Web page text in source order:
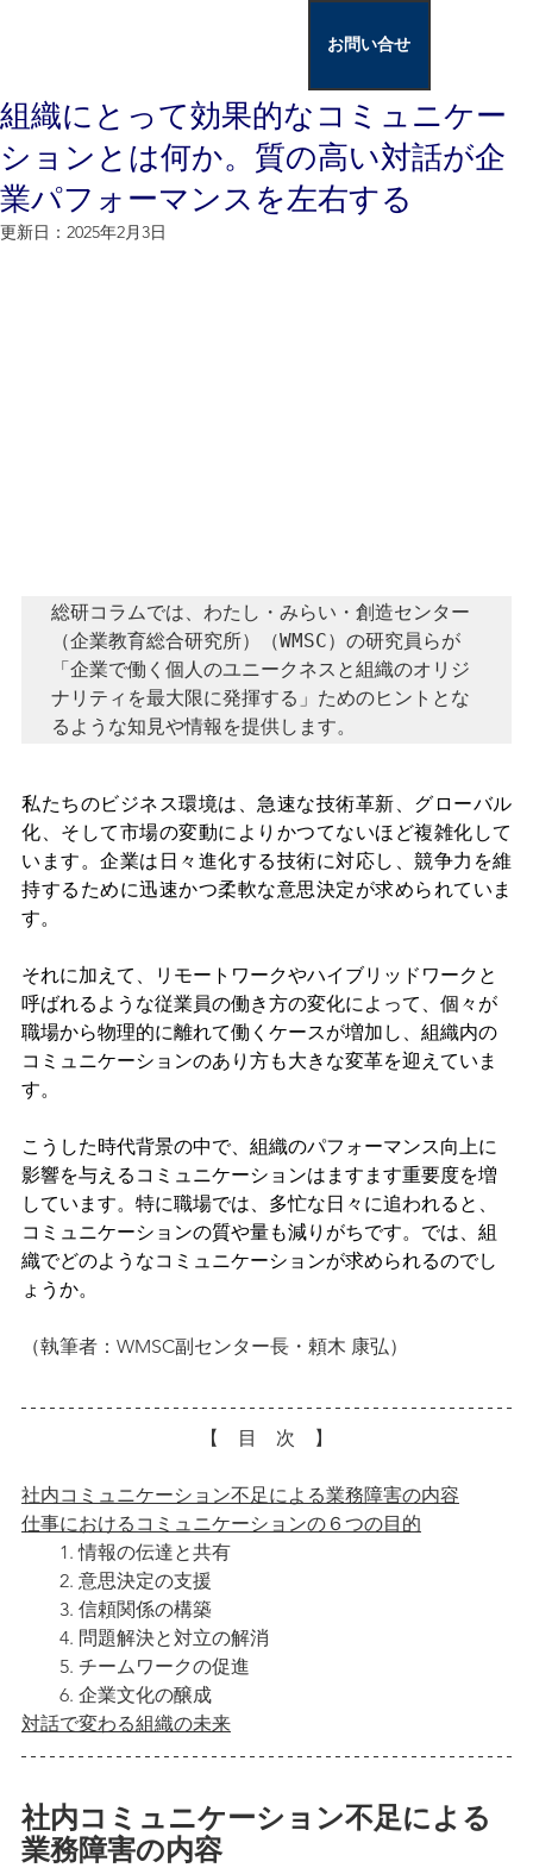
お問い合せ
組織にとって効果的なコミュニケー
ションとは何か。質の高い対話が企
業パフォーマンスを左右する
更新日： 2025年2月3日
総研コラムでは、わたし・みらい・創造センター
（企業教育総合研究所）（WMSC）の研究員らが
「企業で働く個人のユニークネスと組織のオリジ
ナリティを最大限に発揮する」ためのヒントとな
るような知見や情報を提供します。
私たちのビジネス環境は、急速な技術革新、グローバル
化、そして市場の変動によりかつてないほど複雑化して
います。企業は日々進化する技術に対応し、競争力を維
持するために迅速かつ柔軟な意思決定が求められていま
す。
それに加えて、リモートワークやハイブリッドワークと
呼ばれるような従業員の働き方の変化によって、個々が
職場から物理的に離れて働くケースが増加し、組織内の
コミュニケーションのあり方も大きな変革を迎えていま
す。
こうした時代背景の中で、組織のパフォーマンス向上に
影響を与えるコミュニケーションはますます重要度を増
しています。特に職場では、多忙な日々に追われると、
コミュニケーションの質や量も減りがちです。では、組
織でどのようなコミュニケーションが求められるのでし
ょうか。
（執筆者：WMSC副センター長・頼木 康弘）
【　目　次　】
社内コミュニケーション不足による業務障害の内容
仕事におけるコミュニケーションの６つの目的
1. 情報の伝達と共有
2. 意思決定の支援
3. 信頼関係の構築
4. 問題解決と対立の解消
5. チームワークの促進
6. 企業文化の醸成
対話で変わる組織の未来
社内コミュニケーション不足による
業務障害の内容